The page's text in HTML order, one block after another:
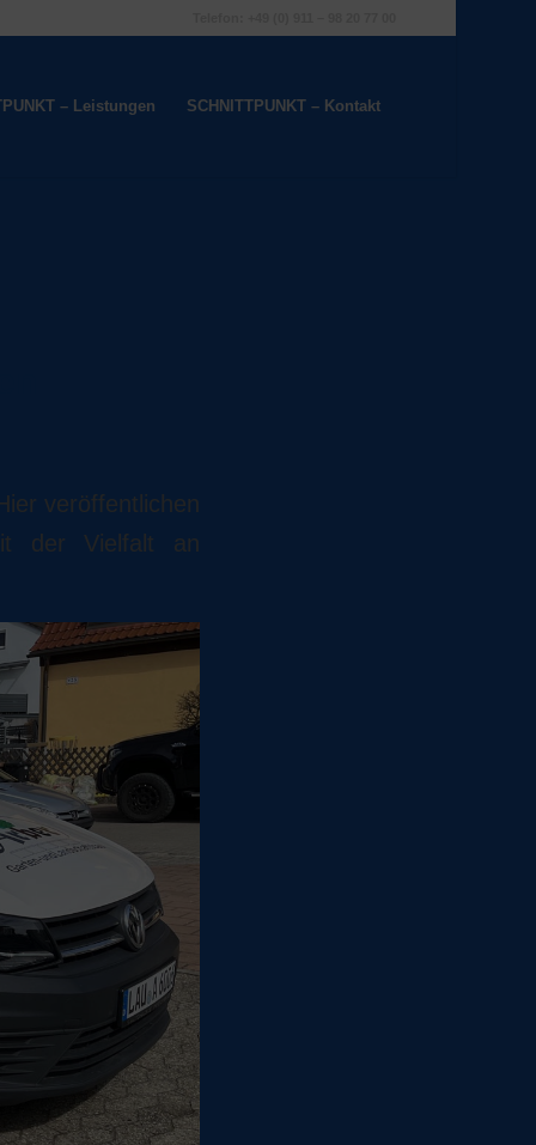
– Leistungen SCHNITTPUNKT – Kontakt
veröffentlichen
der Vielfalt an